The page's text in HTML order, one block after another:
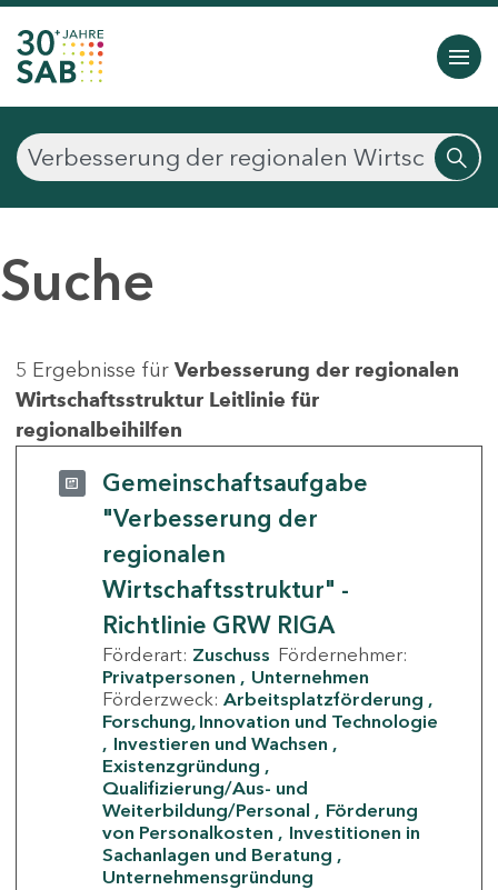
Suche
5 Ergebnisse für Verbesserung der regionalen
Wirtschaftsstruktur Leitlinie für
regionalbeihilfen
Gemeinschaftsaufgabe
"Verbesserung der
regionalen
Wirtschaftsstruktur" -
Richtlinie GRW RIGA
Förderart: Zuschuss Fördernehmer:
Privatpersonen
Unternehmen
Förderzweck: Arbeitsplatzförderung
Forschung, Innovation und Technologie
Investieren und Wachsen
Existenzgründung
Qualifizierung/Aus- und
Weiterbildung/Personal
Förderung
von Personalkosten
Investitionen in
Sachanlagen und Beratung
Unternehmensgründung